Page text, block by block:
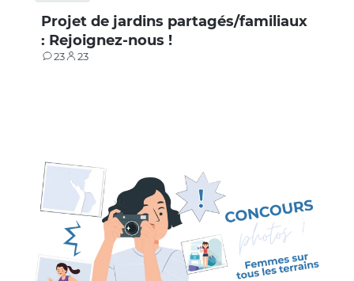
Projet de jardins partagés/familiaux
: Rejoignez-nous !
23
Contributions
23
Participants